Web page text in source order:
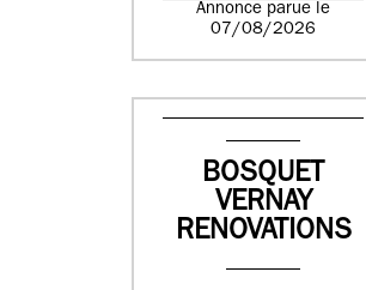
Annonce parue le
07/08/2026
BOSQUET
VERNAY
RENOVATIONS